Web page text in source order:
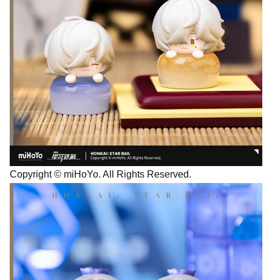
Copyright © miHoYo. All Rights Reserved.